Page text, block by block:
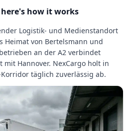
how it works
Logistik- und Medienstandort
Heimat von Bertelsmann und
an der A2 verbindet
mit Hannover. NexCargo holt in
täglich zuverlässig ab.